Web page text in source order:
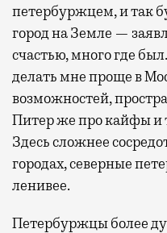
петербуржцем, и так
город на Земле —
счастью, много где
делать мне проще в
возможностей,
Питер же про кайфы и
Здесь сложнее
городах, северные
ленивее.
Петербуржцы более